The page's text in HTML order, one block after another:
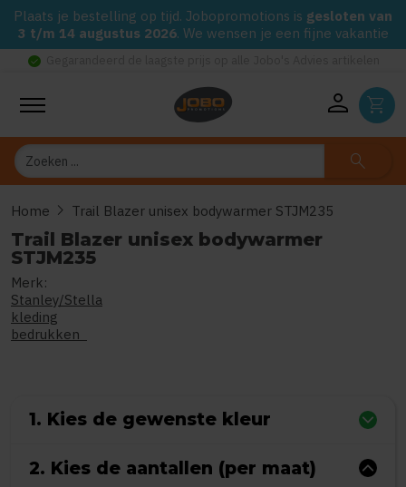
Plaats je bestelling op tijd. Jobopromotions is gesloten van
3 t/m 14 augustus 2026. We wensen je een fijne vakantie
check_circle
person shopping_cart
Zoeken search
Home chevron_right Trail Blazer unisex bodywarmer STJM235
Trail Blazer unisex bodywarmer
STJM235
Merk:
Stanley/Stella
kleding
bedrukken
1. Kies de gewenste kleur
2. Kies de aantallen (per maat)